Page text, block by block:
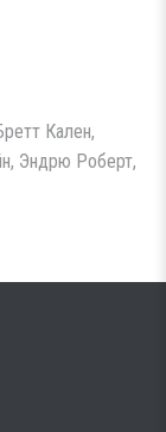
Кален,
Эндрю Роберт,